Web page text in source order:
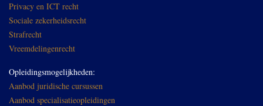
Privacy en ICT recht
Sociale zekerheidsrecht
Strafrecht
Vreemdelingenrecht
Opleidingsmogelijkheden:
Aanbod juridische cursussen
Aanbod specialisatieopleidingen